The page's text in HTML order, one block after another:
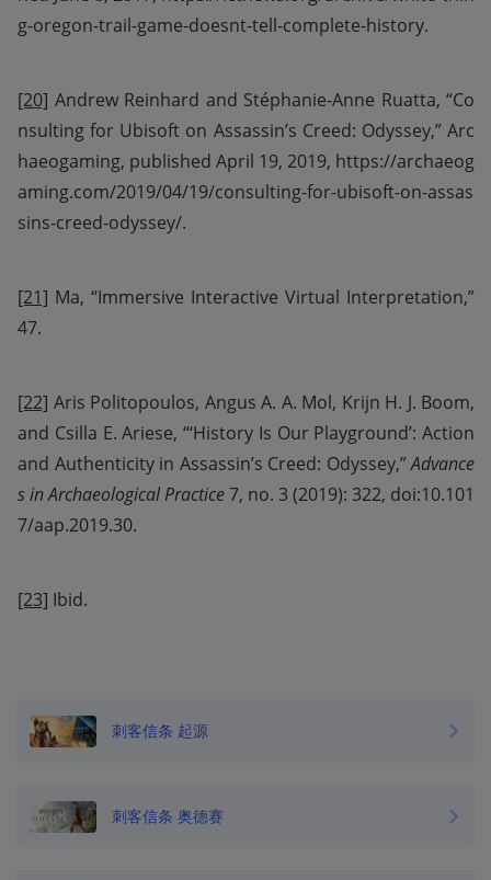
g-oregon-trail-game-doesnt-tell-complete-history.
[20] Andrew Reinhard and Stéphanie-Anne Ruatta, “Co
nsulting for Ubisoft on Assassin’s Creed: Odyssey,” Arc
haeogaming, published April 19, 2019, https://archaeog
aming.com/2019/04/19/consulting-for-ubisoft-on-assas
sins-creed-odyssey/.
[21] Ma, “Immersive Interactive Virtual Interpretation,”
47.
[22] Aris Politopoulos, Angus A. A. Mol, Krijn H. J. Boom,
and Csilla E. Ariese, “‘History Is Our Playground’: Action
and Authenticity in Assassin’s Creed: Odyssey,” Advance
s in Archaeological Practice 7, no. 3 (2019): 322, doi:10.101
7/aap.2019.30.
[23] Ibid.
刺客信条 起源
刺客信条 奥德赛